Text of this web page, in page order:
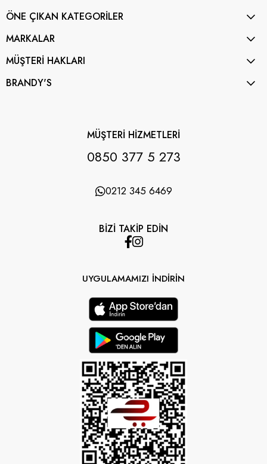
ÖNE ÇIKAN KATEGORİLER
MARKALAR
MÜŞTERİ HAKLARI
BRANDY'S
MÜŞTERİ HİZMETLERİ
0850 377 5 273
0212 345 6469
BİZİ TAKİP EDİN
UYGULAMAMIZI İNDİRİN